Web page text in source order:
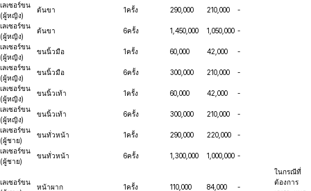
เลเซอร์ขน
(ผู้หญิง)
ต้นขา 1ครั้ง 290,000 210,000 -
เลเซอร์ขน
(ผู้หญิง)
ต้นขา 6ครั้ง 1,450,000 1,050,000 -
เลเซอร์ขน
(ผู้หญิง)
ขนนิ้วมือ 1ครั้ง 60,000 42,000 -
เลเซอร์ขน
(ผู้หญิง)
ขนนิ้วมือ 6ครั้ง 300,000 210,000 -
เลเซอร์ขน
(ผู้หญิง)
ขนนิ้วเท้า 1ครั้ง 60,000 42,000 -
เลเซอร์ขน
(ผู้หญิง)
ขนนิ้วเท้า 6ครั้ง 300,000 210,000 -
เลเซอร์ขน
(ผู้ชาย)
ขนทั่วหน้า 1ครั้ง 290,000 220,000 -
เลเซอร์ขน
(ผู้ชาย)
ขนทั่วหน้า 6ครั้ง 1,300,000 1,000,000 -
เลเซอร์ขน
หน้าผาก 1ครั้ง 110,000 84,000 -
ในกรณีที่
ต้องการ